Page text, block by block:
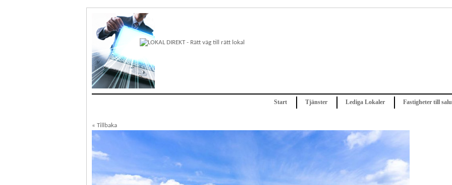
Fastigheter till salu
Lediga Lokaler
Tjänster
Start
« Tillbaka